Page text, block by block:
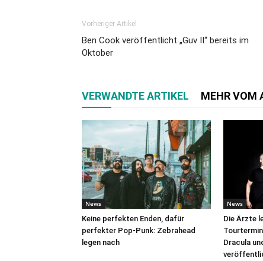
Vorheriger Artikel
Ben Cook veröffentlicht „Guv II“ bereits im
Oktober
VERWANDTE ARTIKEL MEHR VOM
News
Keine perfekten Enden, dafür
perfekter Pop-Punk: Zebrahead
legen nach
News
Die Ärzte
Dracula